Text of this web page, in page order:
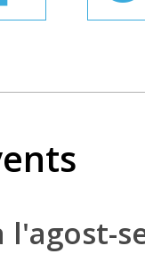
a l'agost-